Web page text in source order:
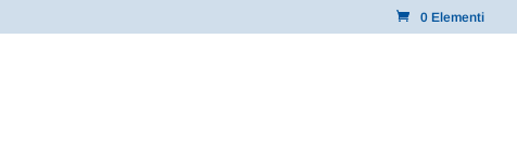
0 Elementi